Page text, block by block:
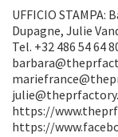
UFFICIO STAMPA:
Dupagne, Julie
Tel. +32 486 54 64
https://
https://